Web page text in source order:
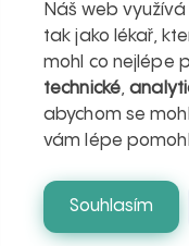
jater v
obrazech
Náš web
tak jako lékař,
mohl co nejlépe
technické,
abychom se
vám lépe
Souhlasím